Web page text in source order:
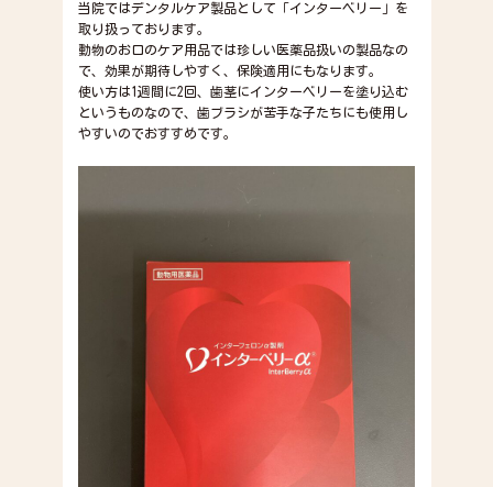
当院ではデンタルケア製品として「インターベリー」を
取り扱っております。
動物のお口のケア用品では珍しい医薬品扱いの製品なの
で、効果が期待しやすく、保険適用にもなります。
使い方は1週間に2回、歯茎にインターベリーを塗り込む
というものなので、歯ブラシが苦手な子たちにも使用し
やすいのでおすすめです。